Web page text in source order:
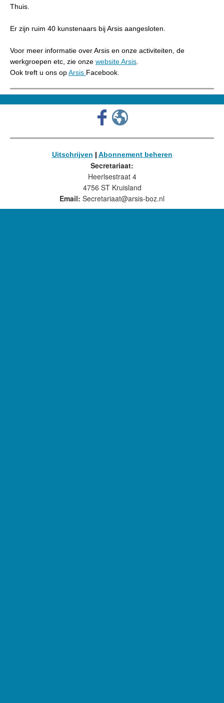
Thuis.
Er zijn ruim 40 kunstenaars bij Arsis aangesloten.
Voor meer informatie over Arsis en onze activiteiten, de
werkgroepen etc, zie onze website Arsis
Ook treft u ons opArsis Facebook.
Uitschrijven | Abonnement beheren
Secretariaat:
Heerlsestraat 4
4756 ST Kruisland
Email: Secretariaat@arsis-boz.nl